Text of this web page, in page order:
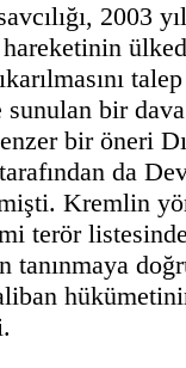
2003
bir
bir öneri
da
Kremlin
terör
tanınmaya